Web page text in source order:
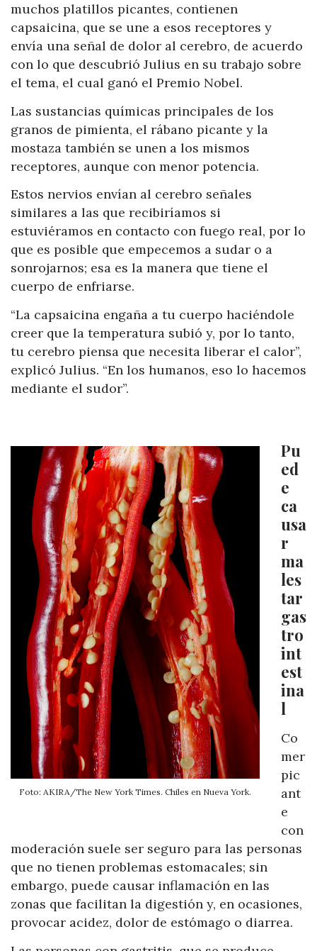
muchos platillos picantes, contienen
capsaicina, que se une a esos receptores y
envía una señal de dolor al cerebro, de acuerdo
con lo que descubrió Julius en su trabajo sobre
el tema, el cual ganó el Premio Nobel.
Las sustancias químicas principales de los
granos de pimienta, el rábano picante y la
mostaza también se unen a los mismos
receptores, aunque con menor potencia.
Estos nervios envían al cerebro señales
similares a las que recibiríamos si
estuviéramos en contacto con fuego real, por lo
que es posible que empecemos a sudar o a
sonrojarnos; esa es la manera que tiene el
cuerpo de enfriarse.
“La capsaicina engaña a tu cuerpo haciéndole
creer que la temperatura subió y, por lo tanto,
tu cerebro piensa que necesita liberar el calor”,
explicó Julius. “En los humanos, eso lo hacemos
mediante el sudor”.
Foto: AKIRA/The New York Times. Chiles en Nueva York.
Pu
ed
e
ca
usa
r
ma
les
tar
gas
tro
int
est
ina
l
Co
mer
pic
ant
e
con
moderación suele ser seguro para las personas
que no tienen problemas estomacales; sin
embargo, puede causar inflamación en las
zonas que facilitan la digestión y, en ocasiones,
provocar acidez, dolor de estómago o diarrea.